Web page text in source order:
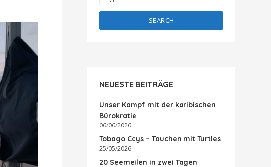
SEARCH
NEUESTE BEITRÄGE
Unser Kampf mit der karibischen
Bürokratie
06/06/2026
Tobago Cays – Tauchen mit Turtles
25/05/2026
20 Seemeilen in zwei Tagen